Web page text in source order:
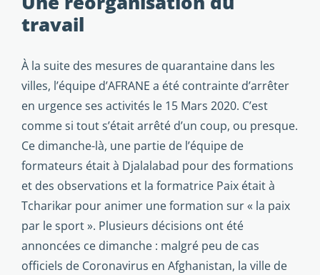
travail
À la suite des mesures de quarantaine dans les
villes, l’équipe d’AFRANE a été contrainte d’arrêter
en urgence ses activités le 15 Mars 2020. C’est
comme si tout s’était arrêté d’un coup, ou presque.
Ce dimanche-là, une partie de l’équipe de
formateurs était à Djalalabad pour des formations
et des observations et la formatrice Paix était à
Tcharikar pour animer une formation sur « la paix
par le sport ». Plusieurs décisions ont été
annoncées ce dimanche : malgré peu de cas
officiels de Coronavirus en Afghanistan, la ville de